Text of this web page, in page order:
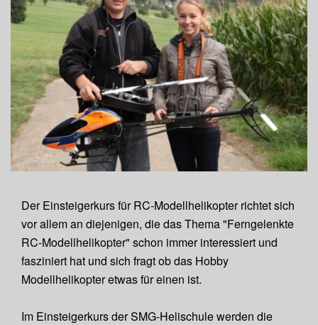
Der Einsteigerkurs für RC-Modellhelikopter richtet sich
vor allem an diejenigen, die das Thema "Ferngelenkte
RC-Modellhelikopter" schon immer interessiert und
fasziniert hat und sich fragt ob das Hobby
Modellhelikopter etwas für einen ist.
Im Einsteigerkurs der SMG-Helischule werden die